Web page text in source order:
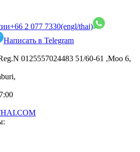
+66 2 077 7330(engl/thai)
Написать в Telegram
0125557024483 51/60-61 ,Moo 6,